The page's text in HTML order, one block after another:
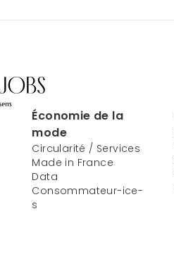
Économie de la
mode
Circularité / Services
Made in France
Data
Consommateur-ice-
s